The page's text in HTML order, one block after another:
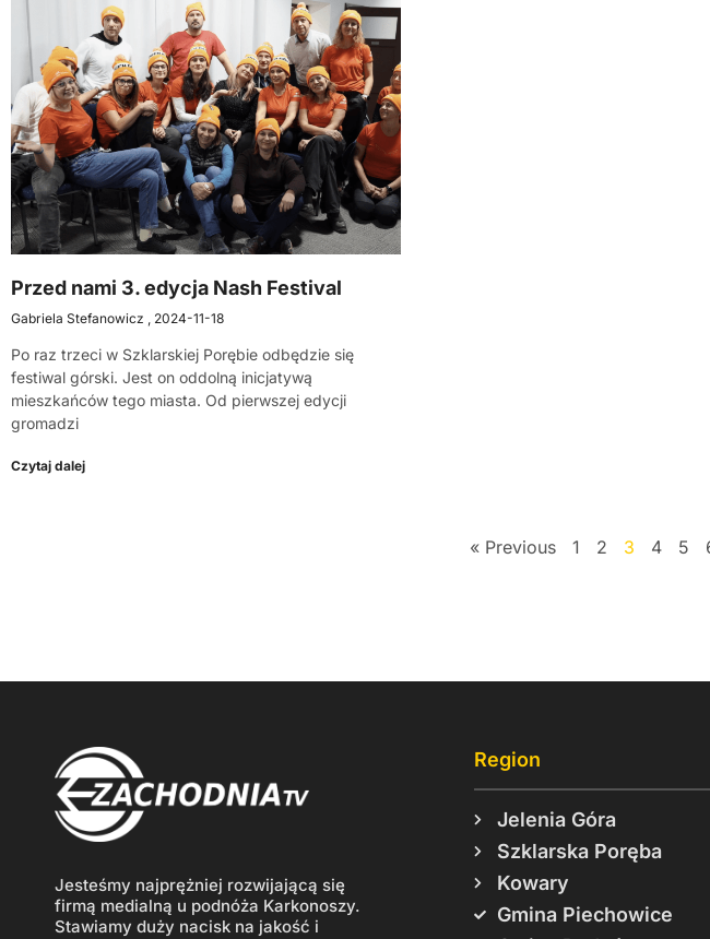
Przed nami 3. edycja Nash Festival
Gabriela Stefanowicz 2024-11-18
Po raz trzeci w Szklarskiej Porębie odbędzie się
festiwal górski. Jest on oddolną inicjatywą
mieszkańców tego miasta. Od pierwszej edycji
gromadzi
Czytaj dalej
« Previous 1 2 3 4 5
Jesteśmy najprężniej rozwijającą się
firmą medialną u podnóża Karkonoszy.
Stawiamy duży nacisk na jakość i
Region
Jelenia Góra
Szklarska Poręba
Kowary
Gmina Piechowice